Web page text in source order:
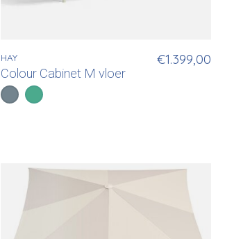
HAY
Colour Cabinet M vloer
Color: — Multi met glazen deuren
Multi met glazen deuren
Mint met glazen deuren
€1.399,00